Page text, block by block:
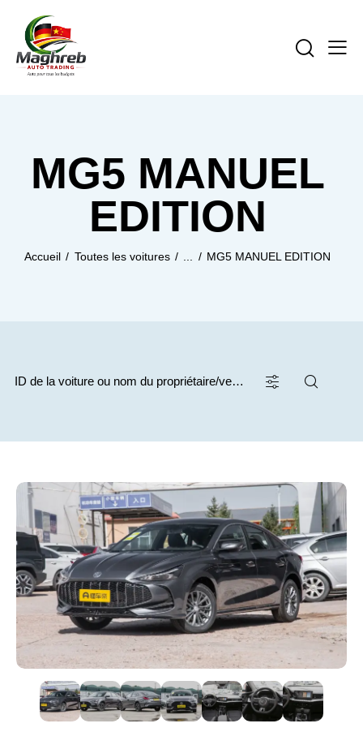
MG5 MANUEL
EDITION
Accueil Toutes les voitures MG5 MANUEL EDITION
Kilométrage
100
Cylindrée
0 2
Année
2026
Prix
0 44490
Accès sans clé (1)
Climatisation (8)